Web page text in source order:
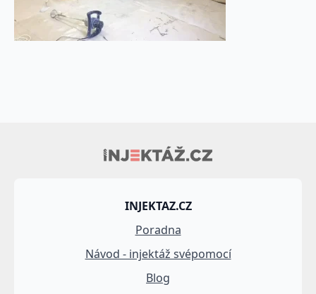
INJEKTAZ.CZ
Poradna
Návod - injektáž svépomocí
Blog